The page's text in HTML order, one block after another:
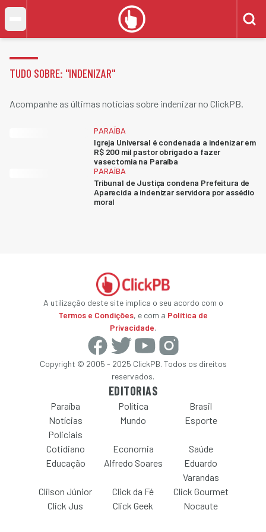
TUDO SOBRE: "INDENIZAR"
Acompanhe as últimas notícias sobre indenizar no ClickPB.
PARAÍBA
Igreja Universal é condenada a indenizar em
R$ 200 mil pastor obrigado a fazer
vasectomia na Paraíba
PARAÍBA
Tribunal de Justiça condena Prefeitura de
Aparecida a indenizar servidora por assédio
moral
A utilização deste site implica o seu acordo com o
Termos e Condições, e com a Política de
Privacidade.
Copyright © 2005 - 2025 ClickPB. Todos os direitos
reservados.
EDITORIAS
Paraíba Política
Brasil
Notícias
Policiais
Mundo Esporte
Cotidiano Economia
Saúde
Educação
Alfredo Soares
Eduardo
Varandas
Clilson Júnior
Click da Fé
Click Gourmet
Click Jus
Click Geek Nocaute